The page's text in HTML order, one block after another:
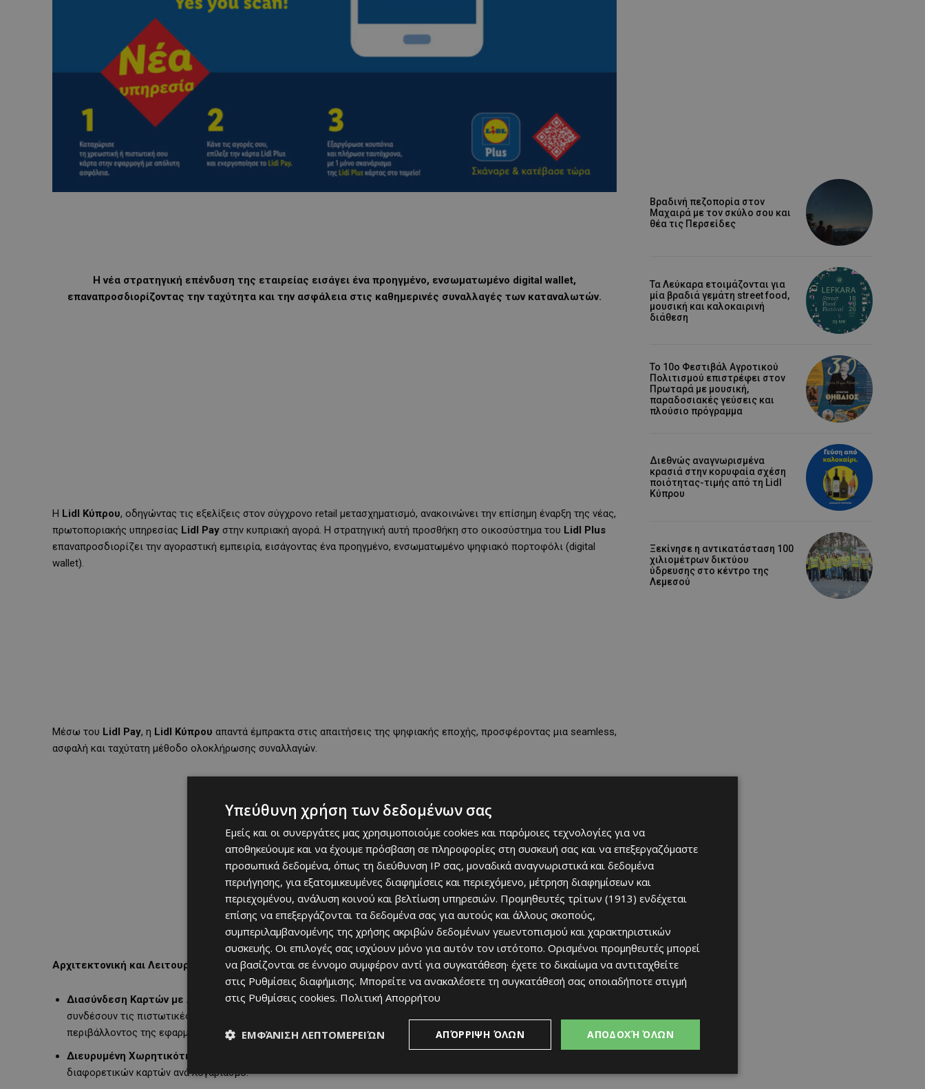
Η νέα στρατηγική επένδυση της εταιρείας εισάγει ένα προηγμένο, ενσωματωμένο digital wallet,
επαναπροσδιορίζοντας την ταχύτητα και την ασφάλεια στις καθημερινές συναλλαγές των καταναλωτών.
Η Lidl Κύπρου, οδηγώντας τις εξελίξεις στον σύγχρονο retail μετασχηματισμό, ανακοινώνει την επίσημη έναρξη της νέας,
πρωτοποριακής υπηρεσίας Lidl Pay στην κυπριακή αγορά. Η στρατηγική αυτή προσθήκη στο οικοσύστημα του Lidl Plus
επαναπροσδιορίζει την αγοραστική εμπειρία, εισάγοντας ένα προηγμένο, ενσωματωμένο ψηφιακό πορτοφόλι (digital
wallet).
Μέσω του Lidl Pay, η Lidl Κύπρου απαντά έμπρακτα στις απαιτήσεις της ψηφιακής εποχής, προσφέροντας μια seamless,
ασφαλή και ταχύτατη μέθοδο ολοκλήρωσης συναλλαγών.
Αρχιτεκτονική και Λειτουργικά Χαρακτηριστικά της Υπηρεσίας:
Διασύνδεση Καρτών με Απόλυτη Ασφάλεια:Οι καταναλωτές έχουν τη δυνατότητα να ψηφιοποιήσουν και να
συνδέσουν τις πιστωτικές ή χρεωστικές τους κάρτες (VISA ή Mastercard) απευθείας εντός του ασφαλούς
περιβάλλοντος της εφαρμογής Lidl Plus.
Διευρυμένη Χωρητικότητα:
διαφορετικών καρτών ανά λογαριασμό.
Βραδινή πεζοπορία στον
Μαχαιρά με τον σκύλο σου και
θέα τις Περσείδες
Τα Λεύκαρα ετοιμάζονται για
μία βραδιά γεμάτη street food,
μουσική και καλοκαιρινή
διάθεση
Το 10ο Φεστιβάλ Αγροτικού
Πολιτισμού επιστρέφει στον
Πρωταρά με μουσική,
παραδοσιακές γεύσεις και
πλούσιο πρόγραμμα
Διεθνώς αναγνωρισμένα
κρασιά στην κορυφαία σχέση
ποιότητας-τιμής από τη Lidl
Κύπρου
Ξεκίνησε η αντικατάσταση 100
χιλιομέτρων δικτύου
ύδρευσης στο κέντρο της
Λεμεσού
Υπεύθυνη χρήση των δεδομένων σας
Εμείς και οι συνεργάτες μας χρησιμοποιούμε cookies και παρόμοιες τεχνολογίες για να
αποθηκεύουμε και να έχουμε πρόσβαση σε πληροφορίες στη συσκευή σας και να επεξεργαζόμαστε
προσωπικά δεδομένα, όπως τη διεύθυνση IP σας, μοναδικά αναγνωριστικά και δεδομένα
περιήγησης, για εξατομικευμένες διαφημίσεις και περιεχόμενο, μέτρηση διαφημίσεων και
περιεχομένου, ανάλυση κοινού και βελτίωση υπηρεσιών. Προμηθευτές τρίτων (1913) ενδέχεται
επίσης να επεξεργάζονται τα δεδομένα σας για αυτούς και άλλους σκοπούς,
συμπεριλαμβανομένης της χρήσης ακριβών δεδομένων γεωεντοπισμού και χαρακτηριστικών
συσκευής. Οι επιλογές σας ισχύουν μόνο για αυτόν τον ιστότοπο. Ορισμένοι προμηθευτές μπορεί
να βασίζονται σε έννομο συμφέρον αντί για συγκατάθεση· έχετε το δικαίωμα να αντιταχθείτε
στις Ρυθμίσεις διαφήμισης. Μπορείτε να ανακαλέσετε τη συγκατάθεσή σας οποιαδήποτε στιγμή
στις Ρυθμίσεις cookies. Πολιτική Απορρήτου
ΑΠΟΔΟΧΉ ΌΛΩΝ
ΑΠΌΡΡΙΨΗ ΌΛΩΝ
ΕΜΦΆΝΙΣΗ ΛΕΠΤΟΜΕΡΕΙΏΝ